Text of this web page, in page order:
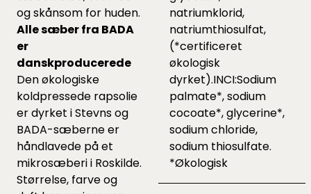
og skånsom for huden.
Alle sæber fra BADA
er
danskproducerede
Den økologiske
koldpressede rapsolie
er dyrket i Stevns og
BADA-sæberne er
håndlavede på et
mikrosæberi i Roskilde.
Størrelse, farve og
natriumklorid,
natriumthiosulfat,
(*certificeret
økologisk
dyrket).INCI:Sodium
palmate*, sodium
cocoate*, glycerine*,
sodium chloride,
sodium thiosulfate.
*Økologisk